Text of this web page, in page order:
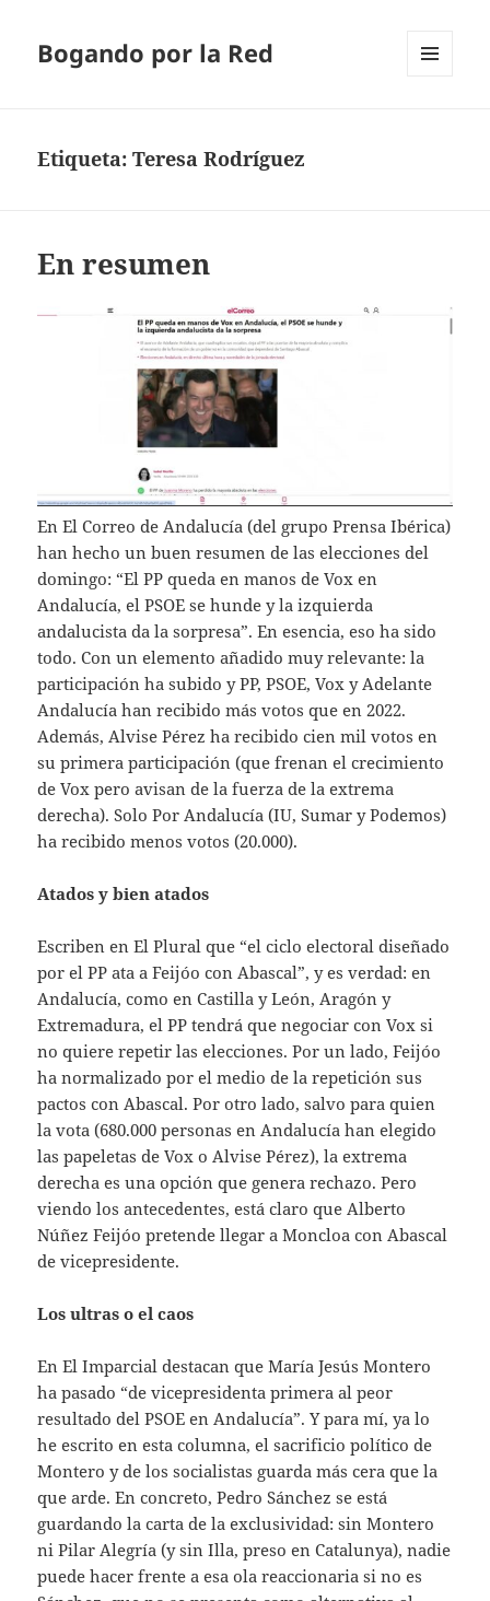
Bogando por la Red
Etiqueta:Teresa Rodríguez
En resumen
En El Correo de Andalucía (del grupo Prensa Ibérica)
han hecho un buen resumen de las elecciones del
domingo: “El PP queda en manos de Vox en
Andalucía, el PSOE se hunde y la izquierda
andalucista da la sorpresa”. En esencia, eso ha sido
todo. Con un elemento añadido muy relevante: la
participación ha subido y PP, PSOE, Vox y Adelante
Andalucía han recibido más votos que en 2022.
Además, Alvise Pérez ha recibido cien mil votos en
su primera participación (que frenan el crecimiento
de Vox pero avisan de la fuerza de la extrema
derecha). Solo Por Andalucía (IU, Sumar y Podemos)
ha recibido menos votos (20.000).
Atados y bien atados
Escriben en El Plural que “el ciclo electoral diseñado
por el PP ata a Feijóo con Abascal”, y es verdad: en
Andalucía, como en Castilla y León, Aragón y
Extremadura, el PP tendrá que negociar con Vox si
no quiere repetir las elecciones. Por un lado, Feijóo
ha normalizado por el medio de la repetición sus
pactos con Abascal. Por otro lado, salvo para quien
la vota (680.000 personas en Andalucía han elegido
las papeletas de Vox o Alvise Pérez), la extrema
derecha es una opción que genera rechazo. Pero
viendo los antecedentes, está claro que Alberto
Núñez Feijóo pretende llegar a Moncloa con Abascal
de vicepresidente.
Los ultras o el caos
En El Imparcial destacan que María Jesús Montero
ha pasado “de vicepresidenta primera al peor
resultado del PSOE en Andalucía”. Y para mí, ya lo
he escrito en esta columna, el sacrificio político de
Montero y de los socialistas guarda más cera que la
que arde. En concreto, Pedro Sánchez se está
guardando la carta de la exclusividad: sin Montero
ni Pilar Alegría (y sin Illa, preso en Catalunya), nadie
puede hacer frente a esa ola reaccionaria si no es